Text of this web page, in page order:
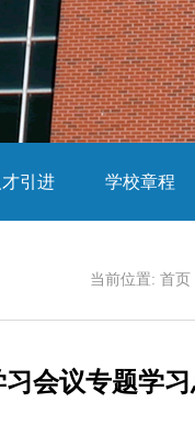
才引进 学校章程
当前位置: 首页
会议专题学